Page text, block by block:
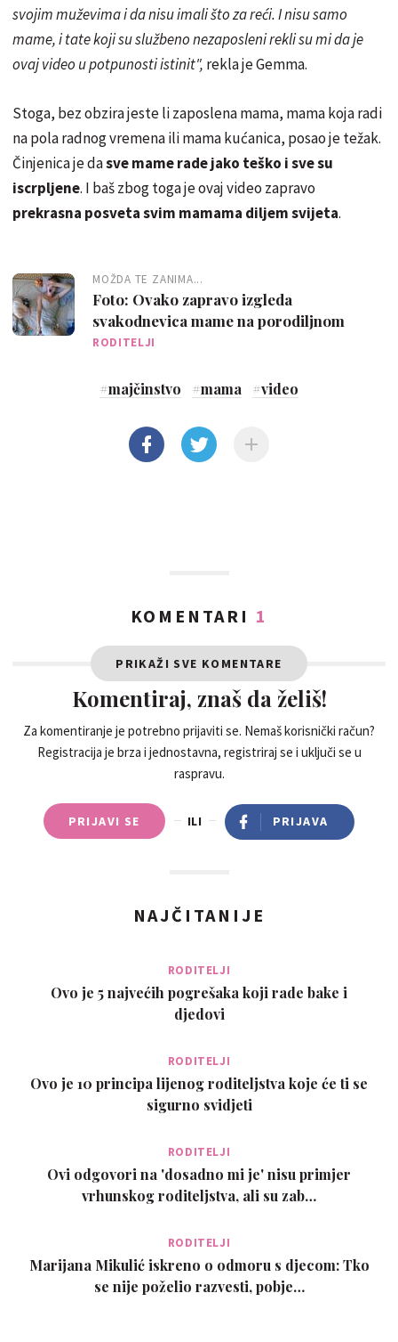
svojim muževima i da nisu imali što za reći. I nisu samo
mame, i tate koji su službeno nezaposleni rekli su mi da je
ovaj video u potpunosti istinit", rekla je Gemma.
Stoga, bez obzira jeste li zaposlena mama, mama koja radi
na pola radnog vremena ili mama kućanica, posao je težak.
Činjenica je dasve mame rade jako teško i sve su
iscrpljene. I baš zbog toga je ovaj video zapravo
prekrasna posveta svim mamama diljem svijeta.
MOŽDA TE ZANIMA...
Foto: Ovako zapravo izgleda
svakodnevica mame na porodiljnom
RODITELJI
#majčinstvo #mama #video
KOMENTARI 1
PRIKAŽI SVE KOMENTARE
Komentiraj, znaš da želiš!
Za komentiranje je potrebno prijaviti se. Nemaš korisnički račun?
Registracija je brza i jednostavna, registriraj se i uključi se u
raspravu.
PRIJAVI SE ILI PRIJAVA
NAJČITANIJE
RODITELJI
Ovo je 5 najvećih pogrešaka koji rade bake i
djedovi
RODITELJI
Ovo je 10 principa lijenog roditeljstva koje će ti se
sigurno svidjeti
RODITELJI
Ovi odgovori na 'dosadno mi je' nisu primjer
vrhunskog roditeljstva, ali su zab…
RODITELJI
Marijana Mikulić iskreno o odmoru s djecom: Tko
se nije poželio razvesti, pobje…